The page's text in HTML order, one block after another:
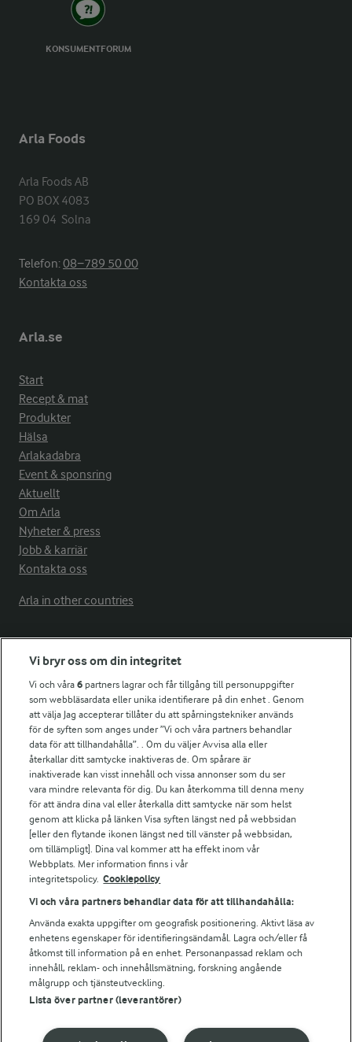
KONSUMENTFORUM
Arla Foods
Arla Foods AB
PO BOX 4083
169 04  Solna
Telefon:08−789 50 00
Kontakta oss
Arla.se
Start
Recept & mat
Produkter
Hälsa
Arlakadabra
Event & sponsring
Aktuellt
Om Arla
Nyheter & press
Jobb & karriär
Kontakta oss
Arla in other countries
Fler Arlasajter
För ägare
Arlas kundportal
Arla.com
Falbygdens Ost
Arla webbshop
Bildbank
Följ oss
© 2026 Arla Foods
Vi bryr oss om din integritet
Vi och våra6 partners lagrar och får tillgång till personuppgifter
som webbläsardata eller unika identifierare på din enhet . Genom
att välja Jag accepterar tillåter du att spårningstekniker används
för de syften som anges under ”Vi och våra partners behandlar
data för att tillhandahålla”. . Om du väljer Avvisa alla eller
återkallar ditt samtycke inaktiveras de. Om spårare är
inaktiverade kan visst innehåll och vissa annonser som du ser
vara mindre relevanta för dig. Du kan återkomma till denna meny
för att ändra dina val eller återkalla ditt samtycke när som helst
genom att klicka på länken Visa syften längst ned på webbsidan
[eller den flytande ikonen längst ned till vänster på webbsidan,
om tillämpligt]. Dina val kommer att ha effekt inom vår
Webbplats. Mer information finns i vår
integritetspolicy. Cookiepolicy
Vi och våra partners behandlar data för att tillhandahålla:
Använda exakta uppgifter om geografisk positionering. Aktivt läsa av
enhetens egenskaper för identifieringsändamål. Lagra och/eller få
åtkomst till information på en enhet. Personanpassad reklam och
innehåll, reklam- och innehållsmätning, forskning angående
målgrupp och tjänsteutveckling.
Lista över partner (leverantörer)